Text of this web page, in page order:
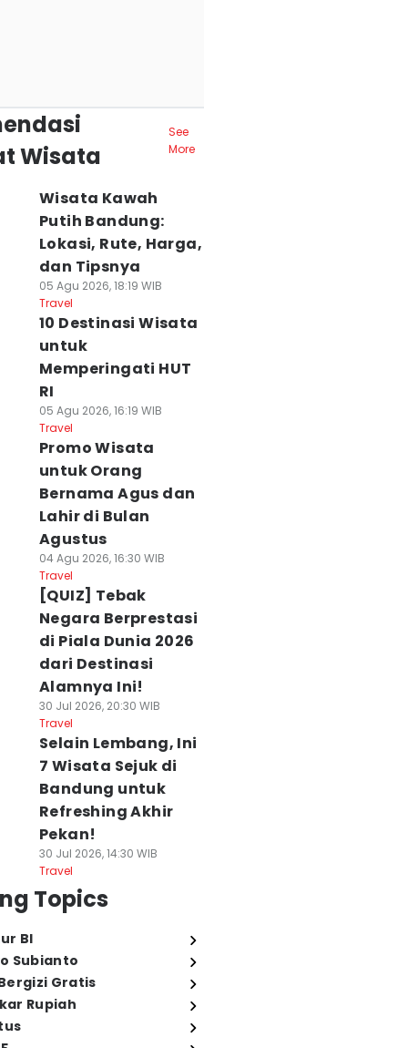
Wisata
See
More
Wisata Kawah
Putih Bandung:
Lokasi, Rute, Harga,
dan Tipsnya
05 Agu 2026, 18:19 WIB
Travel
10 Destinasi Wisata
untuk
Memperingati HUT
RI
05 Agu 2026, 16:19 WIB
Travel
Promo Wisata
untuk Orang
Bernama Agus dan
Lahir di Bulan
Agustus
04 Agu 2026, 16:30 WIB
Travel
[QUIZ] Tebak
Negara Berprestasi
di Piala Dunia 2026
dari Destinasi
Alamnya Ini!
30 Jul 2026, 20:30 WIB
Travel
Selain Lembang, Ini
7 Wisata Sejuk di
Bandung untuk
Refreshing Akhir
Pekan!
30 Jul 2026, 14:30 WIB
Travel
Topics
BI
Subianto
Gratis
Rupiah